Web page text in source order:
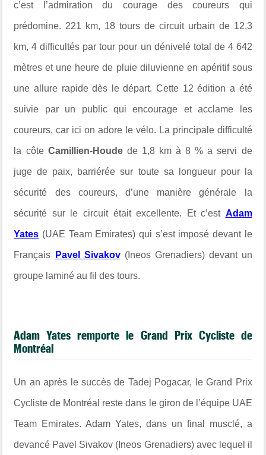
c’est l’admiration du courage des coureurs qui
prédomine. 221 km, 18 tours de circuit urbain de 12,3
km, 4 difficultés par tour pour un dénivelé total de 4 642
mètres et une heure de pluie diluvienne en apéritif sous
une allure rapide dès le départ.Cette 12 édition a été
suivie par un public qui encourage et acclame les
coureurs, car ici on adore le vélo. La principale difficulté
la côte Camillien-Houde de 1,8 km à 8 % a servi de
juge de paix, barriérée sur toute sa longueur pour la
sécurité des coureurs, d’une manière générale la
sécurité sur le circuit était excellente. Et c’est Adam
Yates (UAE Team Emirates) qui s’est imposé devant le
Français Pavel Sivakov(Ineos Grenadiers) devant un
groupe laminé au fil des tours.
Adam Yates remporte le Grand Prix Cycliste de
Montréal
Un an après le succès de Tadej Pogacar, le Grand Prix
Cycliste de Montréal reste dans le giron de l’équipe UAE
Team Emirates. Adam Yates, dans un final musclé, a
devancé Pavel Sivakov (Ineos Grenadiers) avec lequel il